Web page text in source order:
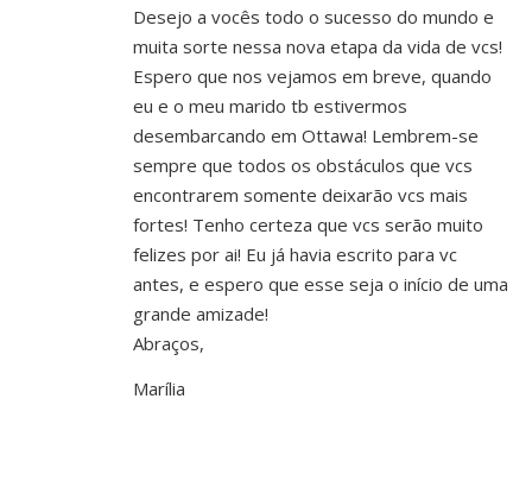
Desejo a vocês todo o sucesso do mundo e
muita sorte nessa nova etapa da vida de vcs!
Espero que nos vejamos em breve, quando
eu e o meu marido tb estivermos
desembarcando em Ottawa! Lembrem-se
sempre que todos os obstáculos que vcs
encontrarem somente deixarão vcs mais
fortes! Tenho certeza que vcs serão muito
felizes por ai! Eu já havia escrito para vc
antes, e espero que esse seja o início de uma
grande amizade!
Abraços,
Marília